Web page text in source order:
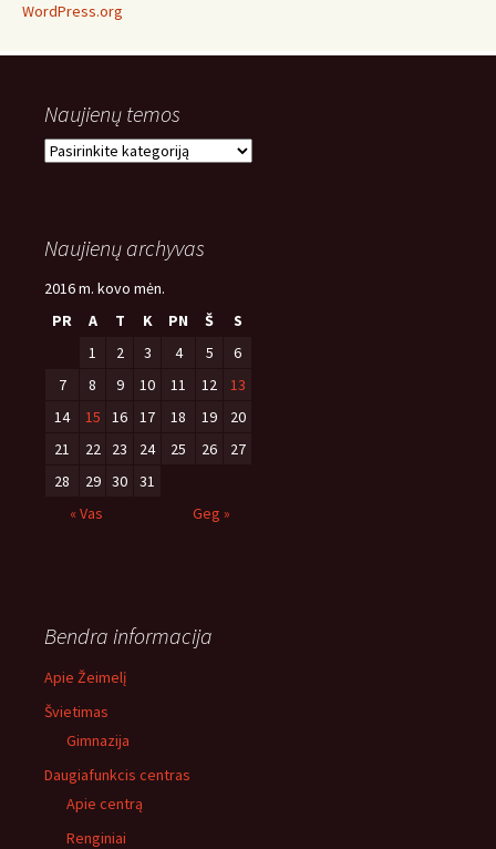
WordPress.org
Naujienų temos
Naujienų
Naujienų archyvas
2016 m. kovo mėn.
PR
A T K PN Š
S
1
2 3 4 5
6
7
8 9 10 11 12
13
14
15 16 17 18 19
20
21
22 23 24 25 26
27
28
29 30
31
« Vas
Geg »
Bendra informacija
Apie Žeimelį
Švietimas
Gimnazija
Daugiafunkcis centras
Apie centrą
Renginiai